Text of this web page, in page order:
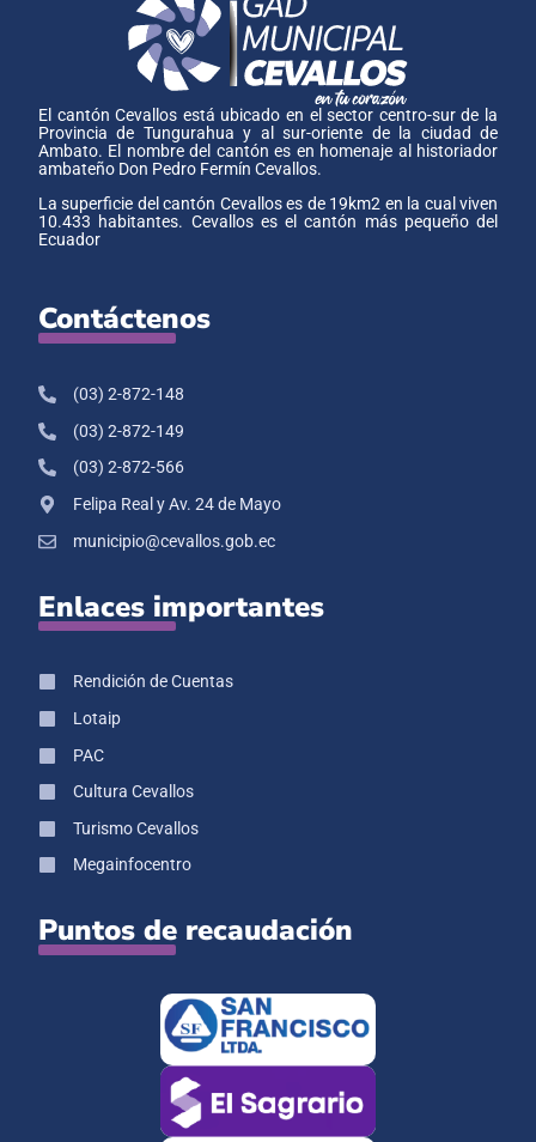
El cantón Cevallos está ubicado en el sector centro-sur de la
Provincia de Tungurahua y al sur-oriente de la ciudad de
Ambato. El nombre del cantón es en homenaje al historiador
ambateño Don Pedro Fermín Cevallos.
La superficie del cantón Cevallos es de 19km2 en la cual viven
10.433 habitantes. Cevallos es el cantón más pequeño del
Ecuador
Contáctenos
(03) 2-872-148
(03) 2-872-149
(03) 2-872-566
Felipa Real y Av. 24 de Mayo
municipio@cevallos.gob.ec
Enlaces importantes
Rendición de Cuentas
Lotaip
PAC
Cultura Cevallos
Turismo Cevallos
Megainfocentro
Puntos de recaudación